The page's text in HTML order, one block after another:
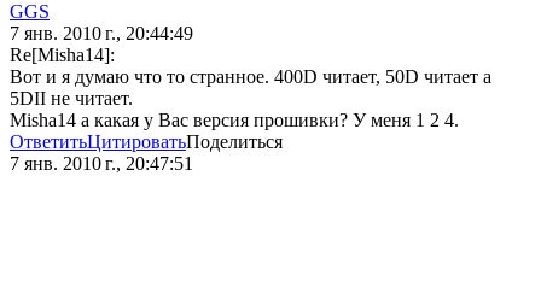
GGS
7 янв. 2010 г., 20:44:49
Re[Misha14]:
Вот и я думаю что то странное. 400D читает, 50D читает а
5DII не читает.
Misha14 а какая у Вас версия прошивки? У меня 1 2 4.
ОтветитьЦитироватьПоделиться
7 янв. 2010 г., 20:47:51